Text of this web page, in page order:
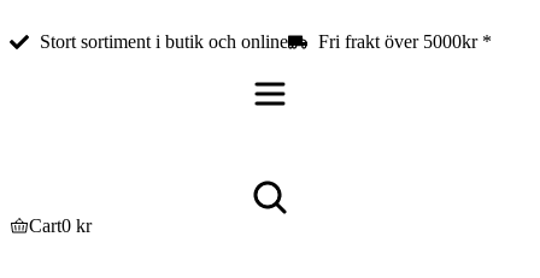
Stort sortiment i butik och online Fri frakt över 5000kr *
Cart0 kr